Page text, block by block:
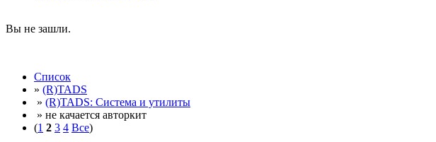
Вы не зашли.
Список
» (R)TADS
» (R)TADS: Система и утилиты
» не качается авторкит
(1 2 3 4 Все)